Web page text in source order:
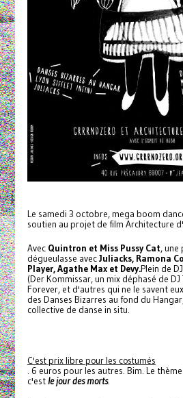
Le samedi 3 octobre, mega boom
soutien au projet de film Architecture
Avec Quintron et Miss Pussy Cat, une
dégueulasse avecJuliacks, Ramona
Player, Agathe Max et Devy.Plein de
(Der Kommissar, un mix déphasé de
Forever, et d'autres qui ne le savent
des Danses Bizarres au fond du
collective de danse in situ.
C'est prix libre pour les costumés
. 6 euros pour les autres. Bim. Le
c'estle jour des morts.